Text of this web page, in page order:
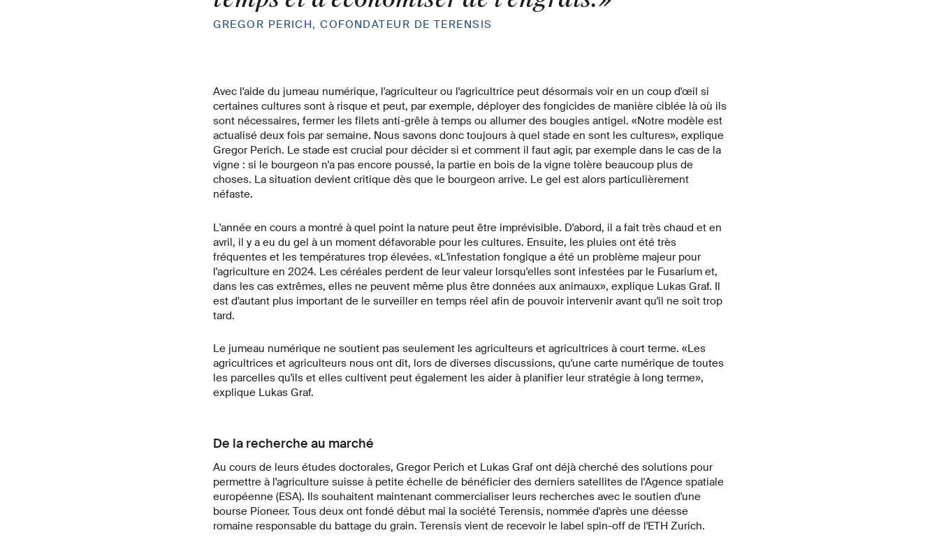
GREGOR PERICH, COFONDATEUR DE TERENSIS
Avec l'aide du jumeau numérique, l'agriculteur ou l'agricultrice peut désormais voir en un coup d'œil si
certaines cultures sont à risque et peut, par exemple, déployer des fongicides de manière ciblée là où ils
sont nécessaires, fermer les filets anti-grêle à temps ou allumer des bougies antigel. «Notre modèle est
actualisé deux fois par semaine. Nous savons donc toujours à quel stade en sont les cultures», explique
Gregor Perich. Le stade est crucial pour décider si et comment il faut agir, par exemple dans le cas de la
vigne : si le bourgeon n'a pas encore poussé, la partie en bois de la vigne tolère beaucoup plus de
choses. La situation devient critique dès que le bourgeon arrive. Le gel est alors particulièrement
néfaste.
L'année en cours a montré à quel point la nature peut être imprévisible. D'abord, il a fait très chaud et en
avril, il y a eu du gel à un moment défavorable pour les cultures. Ensuite, les pluies ont été très
fréquentes et les températures trop élevées. «L'infestation fongique a été un problème majeur pour
l'agriculture en 2024. Les céréales perdent de leur valeur lorsqu'elles sont infestées par le Fusarium et,
dans les cas extrêmes, elles ne peuvent même plus être données aux animaux», explique Lukas Graf. Il
est d'autant plus important de le surveiller en temps réel afin de pouvoir intervenir avant qu'il ne soit trop
tard.
Le jumeau numérique ne soutient pas seulement les agriculteurs et agricultrices à court terme. «Les
agricultrices et agriculteurs nous ont dit, lors de diverses discussions, qu'une carte numérique de toutes
les parcelles qu'ils et elles cultivent peut également les aider à planifier leur stratégie à long terme»,
explique Lukas Graf.
De la recherche au marché
Au cours de leurs études doctorales, Gregor Perich et Lukas Graf ont déjà cherché des solutions pour
permettre à l'agriculture suisse à petite échelle de bénéficier des derniers satellites de l'Agence spatiale
européenne (ESA). Ils souhaitent maintenant commercialiser leurs recherches avec le soutien d'une
bourse Pioneer. Tous deux ont fondé début mai la société Terensis, nommée d'après une déesse
romaine responsable du battage du grain. Terensis vient de recevoir le label spin-off de l'ETH Zurich.